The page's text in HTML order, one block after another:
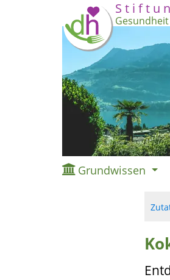
S t i f t u
Grundwissen